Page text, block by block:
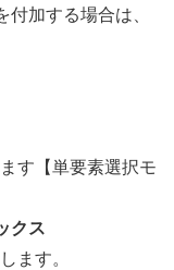
加する場合は、
す【単要素選択モ
クス
す。